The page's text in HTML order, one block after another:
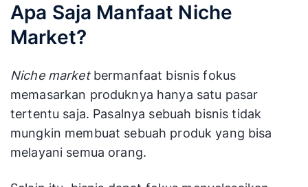
Apa Saja Manfaat Niche
Market?
Niche marketbermanfaat bisnis fokus
memasarkan produknya hanya satu pasar
tertentu saja. Pasalnya sebuah bisnis tidak
mungkin membuat sebuah produk yang bisa
melayani semua orang.